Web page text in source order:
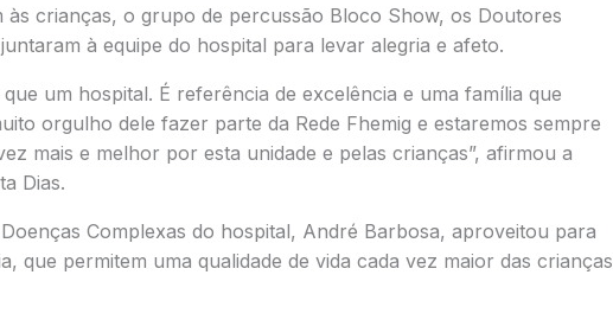
às crianças, o grupo de percussão Bloco Show, os Doutores
à equipe do hospital para levar alegria e afeto.
um hospital. É referência de excelência e uma família que
orgulho dele fazer parte da Rede Fhemig e estaremos sempre
mais e melhor por esta unidade e pelas crianças”, afirmou a
Dias.
Complexas do hospital, André Barbosa, aproveitou para
que permitem uma qualidade de vida cada vez maior das crianças